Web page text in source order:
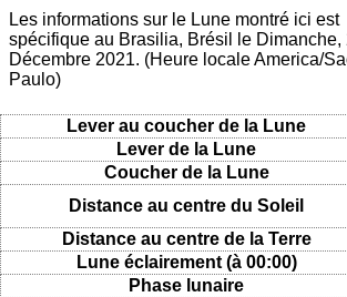
Les informations sur le Lune montré ici est
spécifique au Brasilia, Brésil le Dimanche,
Décembre 2021. (Heure locale America/
Paulo)
Lever au coucher de la Lune
Lever de la Lune
Coucher de la Lune
Distance au centre du Soleil
Distance au centre de la Terre
Lune éclairement (à 00:00)
Phase lunaire